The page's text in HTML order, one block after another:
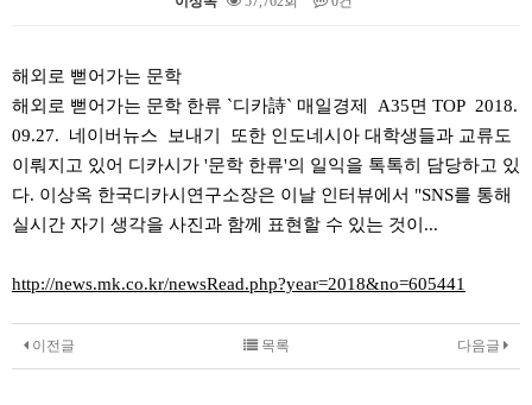
해외로 뻗어가는 문학
해외로 뻗어가는 문학 한류 `디카詩` 매일경제 A35면 TOP 2018.
09.27. 네이버뉴스 보내기 또한 인도네시아 대학생들과 교류도
이뤄지고 있어 디카시가 '문학 한류'의 일익을 톡톡히 담당하고 있
다. 이상옥 한국디카시연구소장은 이날 인터뷰에서 "SNS를 통해
실시간 자기 생각을 사진과 함께 표현할 수 있는 것이...
http://news.mk.co.kr/newsRead.php?year=2018&no=605441
이전글 다음글
목록